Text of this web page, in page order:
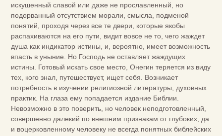
искушенный славой или даже не прославленный, но
подорванный отсутствием морали, смысла, подменой
понятий, проходя через все те двери, которые якобы
распахиваются на его пути, видит вовсе не то, чего жаждет
душа как индикатор истины, и, вероятно, имеет возможность
впасть в уныние. Но Господь не оставляет жаждущих
истины. Готовый искать свое место, Онегин теряется из виду
тех, кого знал, путешествует, ищет себя. Возникает
потребность в изучении религиозной литературы, духовных
практик. На глаза ему попадается издание Библии.
Невозможно в это поверить, но человек неподготовленный,
совершенно далекий по внешним признакам от глубоких, да
и воцерковленному человеку не всегда понятных библейских